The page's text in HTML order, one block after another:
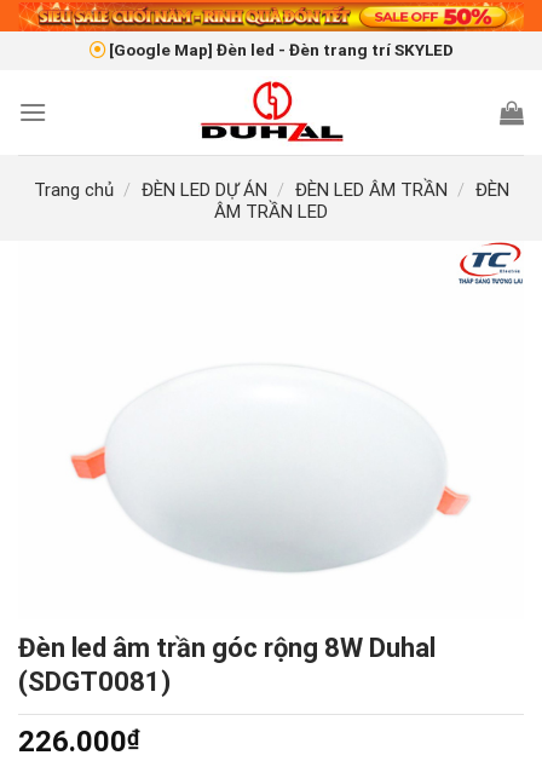
Skip
[Google Map] Đèn led - Đèn trang trí SKYLED
Trang chủ / ĐÈN LED DỰ ÁN / ĐÈN LED ÂM TRẦN / ĐÈN
ÂM TRẦN LED
Đèn led âm trần góc rộng 8W Duhal
(SDGT0081)
226.000₫